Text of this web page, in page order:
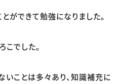
ができて勉強になりました。
こでした。
いことは多々あり、知識補充に